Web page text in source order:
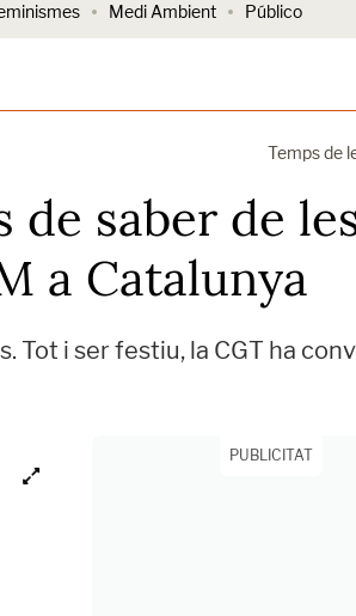
Medi Ambient Público
Temps de
saber de
a Catalunya
Tot i ser festiu, la CGT ha
PUBLICITAT